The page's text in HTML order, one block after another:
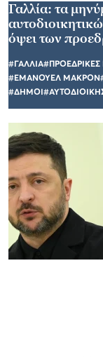
Γαλλία: τα
όψει των
#ΓΑΛΛΙΑ
#ΕΜΑΝΟΥΕΛ ΜΑΚΡΟΝ
#ΔΗΜΟΙ